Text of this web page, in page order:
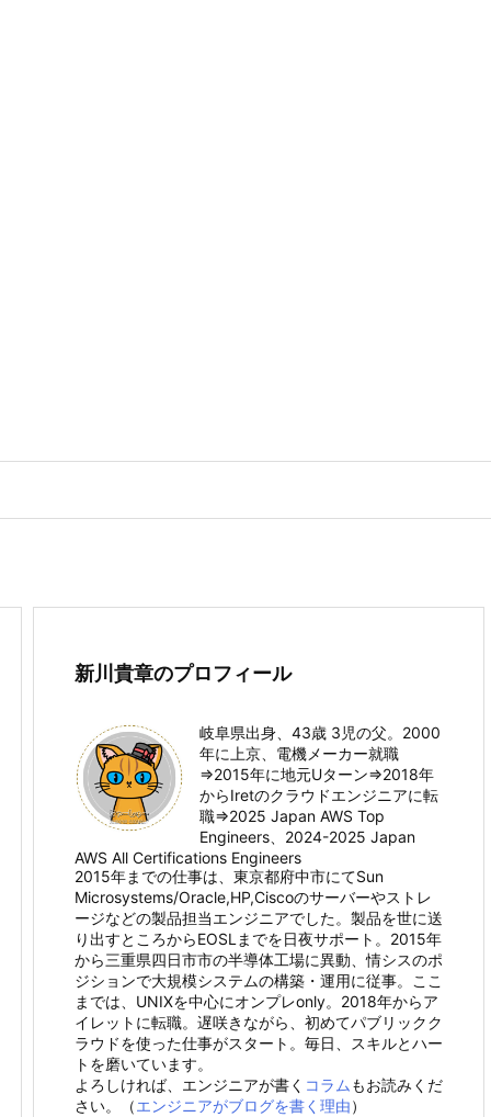
新川貴章のプロフィール
岐阜県出身、43歳 3児の父。2000
年に上京、電機メーカー就職
⇒2015年に地元Uターン⇒2018年
からIretのクラウドエンジニアに転
職⇒2025 Japan AWS Top
Engineers、2024-2025 Japan
AWS All Certifications Engineers
2015年までの仕事は、東京都府中市にてSun
Microsystems/Oracle,HP,Ciscoのサーバーやストレ
ージなどの製品担当エンジニアでした。製品を世に送
り出すところからEOSLまでを日夜サポート。2015年
から三重県四日市市の半導体工場に異動、情シスのポ
ジションで大規模システムの構築・運用に従事。ここ
までは、UNIXを中心にオンプレonly。2018年からア
イレットに転職。遅咲きながら、初めてパブリックク
ラウドを使った仕事がスタート。毎日、スキルとハー
トを磨いています。
よろしければ、エンジニアが書く コラム もお読みくだ
さい。（エンジニアがブログを書く理由）